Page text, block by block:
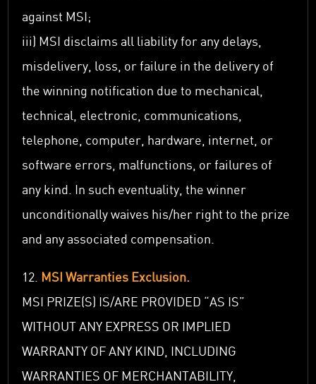
against MSI;
iii) MSI disclaims all liability for any delays,
misdelivery, loss, or failure in the delivery of
the winning notification due to mechanical,
technical, electronic, communications,
telephone, computer, hardware, internet, or
software errors, malfunctions, or failures of
any kind. In such eventuality, the winner
unconditionally waives his/her right to the prize
and any associated compensation.
12. MSI Warranties Exclusion.
MSI PRIZE(S) IS/ARE PROVIDED “AS IS”
WITHOUT ANY EXPRESS OR IMPLIED
WARRANTY OF ANY KIND, INCLUDING
WARRANTIES OF MERCHANTABILITY,